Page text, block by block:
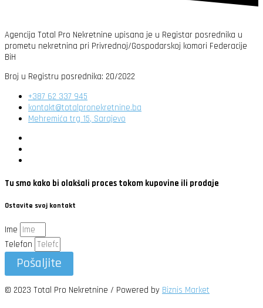
Agencija Total Pro Nekretnine upisana je u Registar posrednika u
prometu nekretnina pri Privrednoj/Gospodarskoj komori Federacije
BiH
Broj u Registru posrednika: 20/2022
+387 62 337 945
kontakt@totalpronekretnine.ba
Mehremića trg 15, Sarajevo
Tu smo kako bi olakšali proces tokom kupovine ili prodaje
Ostavite svoj kontakt
Ime
Telefon
Pošaljite
© 2023 Total Pro Nekretnine / Powered by Biznis Market